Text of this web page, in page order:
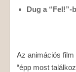
Dug a “Fel!”-
Az animációs film
“épp most